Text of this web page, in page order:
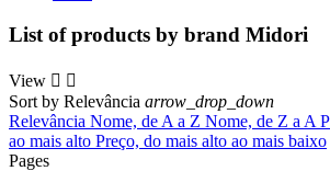
List of products by brand Midori
View  
Sort by Relevância arrow_drop_down
Relevância Nome, de A a Z Nome, de Z a A
ao mais alto Preço, do mais alto ao mais baixo
Pages